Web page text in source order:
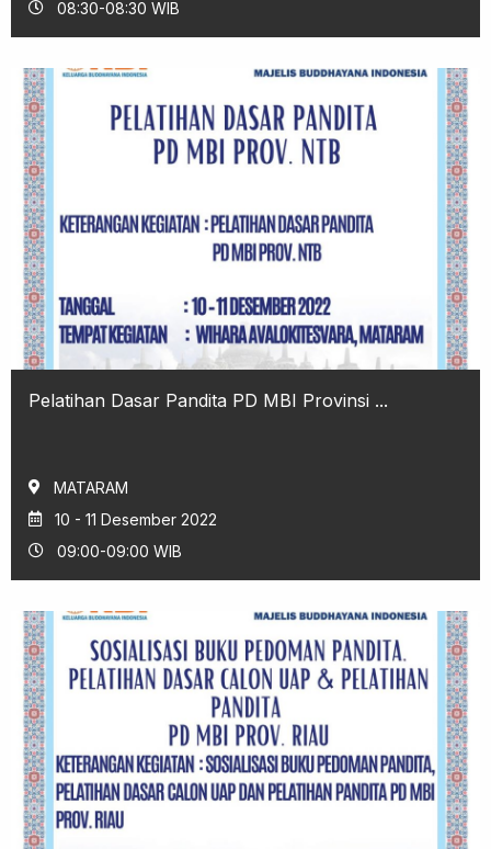
08:30-08:30 WIB
Pelatihan Dasar Pandita PD MBI Provinsi ...
MATARAM
10 - 11 Desember 2022
09:00-09:00 WIB